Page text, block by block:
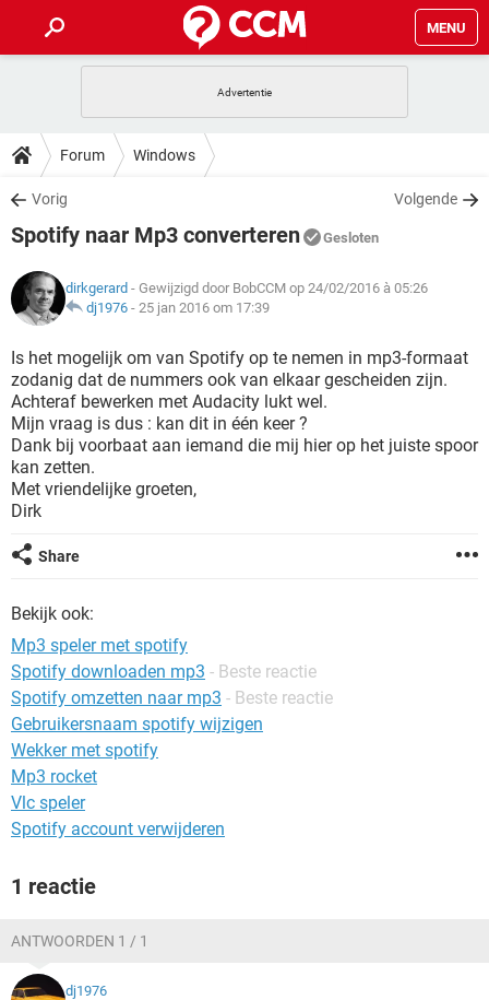
MENU
INSTAGRAM
NETFLIX
GRATIS SNAPCHAT
TIKTOK
HOW-TO
VIDEOBELLEN
GRATIS SNAPCHAT
TIKTOK
DOWNLOADS
VIDEOBELLEN GAMES
INSTAGRAM
NETFLIX CORONAVIRUS
GRATIS
TIKTOK
FORUM
VIDEOBELLEN GAMES
INSTAGRAM
NETFLIX CORONAVIRUS
GRATIS SNAPCHAT
TIKTOK
ARTIKELEN
VIDEOBELLEN
INSTAGRAM WINDOWS 10
NETFLIX CORONAVIRUS
GRATIS SNAPCHAT
TIKTOK
Forum Windows
Vorig Volgende
Spotify naar Mp3 converteren Gesloten
dirkgerard - Gewijzigd door BobCCM op 24/02/2016 à 05:26
dj1976 - 25 jan 2016 om 17:39
Is het mogelijk om van Spotify op te nemen in mp3-formaat
zodanig dat de nummers ook van elkaar gescheiden zijn.
Achteraf bewerken met Audacity lukt wel.
Mijn vraag is dus : kan dit in één keer ?
Dank bij voorbaat aan iemand die mij hier op het juiste spoor
kan zetten.
Met vriendelijke groeten,
Dirk
Share
Bekijk ook:
Mp3 speler met spotify
Spotify downloaden mp3 - Beste reactie
Spotify omzetten naar mp3 - Beste reactie
Gebruikersnaam spotify wijzigen
Wekker met spotify
Mp3 rocket
Vlc speler
Spotify account verwijderen
1 reactie
ANTWOORDEN 1 / 1
dj1976